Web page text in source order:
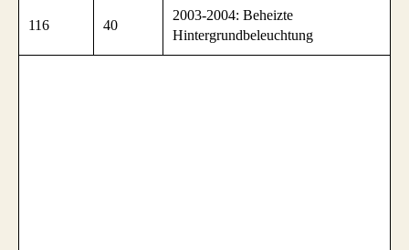
116 40
2003-2004: Beheizte
Hintergrundbeleuchtung